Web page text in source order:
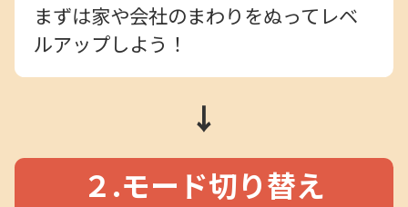
まずは家や会社のまわりをぬってレベ
ルアップしよう！
↓
２.モード切り替え